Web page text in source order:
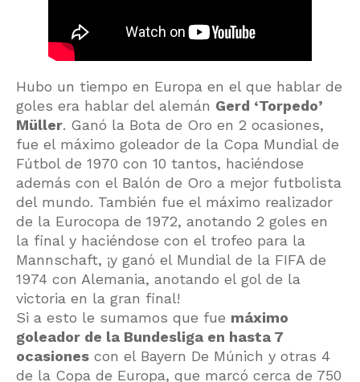
Hubo un tiempo en Europa en el que hablar de
goles era hablar del alemán Gerd ‘Torpedo’
Müller. Ganó la Bota de Oro en 2 ocasiones,
fue el máximo goleador de la Copa Mundial de
Fútbol de 1970 con 10 tantos, haciéndose
además con el Balón de Oro a mejor futbolista
del mundo. También fue el máximo realizador
de la Eurocopa de 1972, anotando 2 goles en
la final y haciéndose con el trofeo para la
Mannschaft, ¡y ganó el Mundial de la FIFA de
1974 con Alemania, anotando el gol de la
victoria en la gran final!
Si a esto le sumamos que fue máximo
goleador de la Bundesliga en hasta 7
ocasiones con el Bayern De Múnich y otras 4
de la Copa de Europa, que marcó cerca de 750